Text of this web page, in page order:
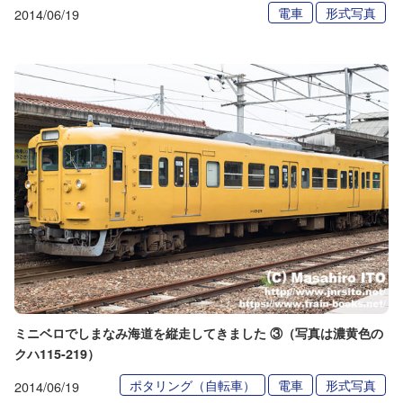
2014/06/19 電車 形式写真
ミニベロでしまなみ海道を縦走してきました ③（写真は濃黄色の
クハ115-219）
2014/06/19 ポタリング（自転車） 電車 形式写真